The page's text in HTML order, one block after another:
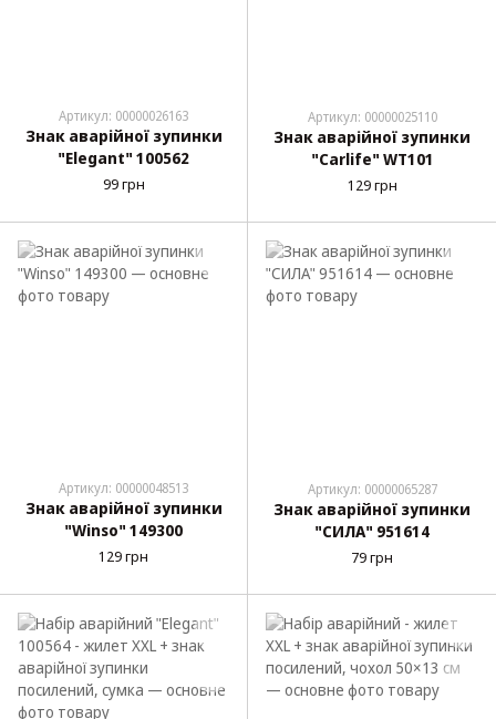
Артикул: 00000026163
Знак аварійної зупинки
"Elegant" 100562
99 грн
Артикул: 00000025110
Знак аварійної зупинки
"Carlife" WT101
129 грн
Артикул: 00000048513
Знак аварійної зупинки
"Winso" 149300
129 грн
Артикул: 00000065287
Знак аварійної зупинки
"СИЛА" 951614
79 грн